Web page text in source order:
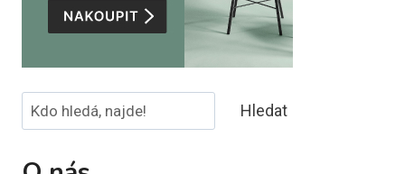
Hledat Hledat